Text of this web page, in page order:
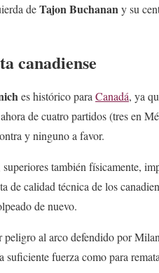
deTajon Buchanany su
canadiense
es histórico para Canadá, ya
de cuatro partidos (tres en
y ninguno a favor.
superiores también físicamente,
de calidad técnica de los
de nuevo.
peligro al arco defendido por
fuerza como para